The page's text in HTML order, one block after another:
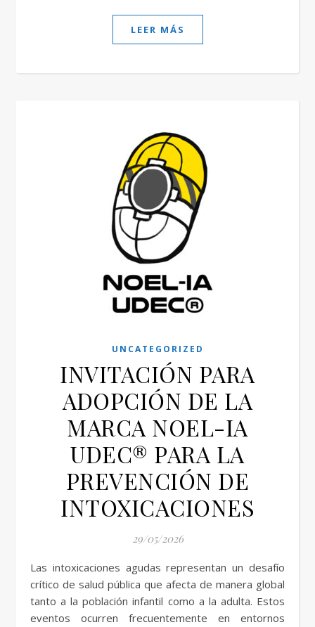
LEER MÁS
UNCATEGORIZED
INVITACIÓN PARA
ADOPCIÓN DE LA
MARCA NOEL-IA
UDEC® PARA LA
PREVENCIÓN DE
INTOXICACIONES
29/05/2026
Las intoxicaciones agudas representan un desafío
crítico de salud pública que afecta de manera global
tanto a la población infantil como a la adulta. Estos
eventos ocurren frecuentemente en entornos